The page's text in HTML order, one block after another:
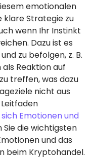
emotionalen
klare Strategie zu
wenn Ihr Instinkt
Dazu ist es
zu befolgen, z. B.
Reaktion auf
treffen, was dazu
nicht aus
Emotionen und
Sie die wichtigsten
und das
beim Kryptohandel.